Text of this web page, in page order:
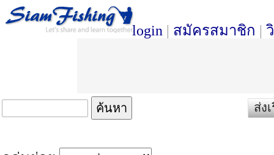
login | สมัครสมาชิก |
ส่ง